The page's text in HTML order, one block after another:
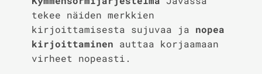
tekee näiden merkkien
kirjoittamisesta sujuvaa ja nopea
kirjoittaminen auttaa korjaamaan
virheet nopeasti.